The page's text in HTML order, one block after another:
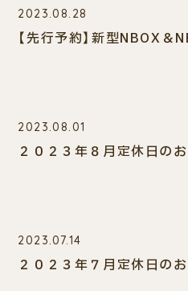
2023.08.28
【先行予約】新型NBOX＆
2023.08.01
２０２３年８月定休日の
2023.07.14
２０２３年７月定休日の